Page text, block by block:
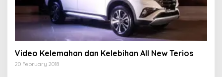
Video Kelemahan dan Kelebihan All New Terios
20 February 2018